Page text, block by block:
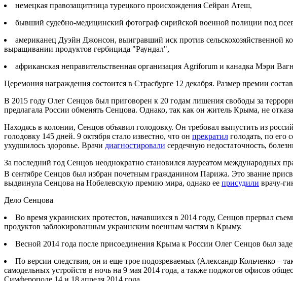
немецкая правозащитница турецкого происхождения Сейран Атеш,
бывший судебно-медицинский фотограф сирийской военной полиции под
американец Дуэйн Джонсон, выигравший иск против сельскохозяйственной
выращивании продуктов гербицида "Раундал",
африканская неправительственная организация Agriforum и канадка Мэри
Церемония награждения состоится в Страсбурге 12 декабря. Размер премии
В 2015 году Олег Сенцов был приговорен к 20 годам лишения свободы за
предлагала России обменять Сенцова. Однако, так как он житель Крыма, не
Находясь в колонии, Сенцов объявил голодовку. Он требовал выпустить из
голодовку 145 дней. 9 октября стало известно, что он прекратил голодать, по его
ухудшилось здоровье. Врачи диагностировали сердечную недостаточность,
За последний год Сенцов неоднократно становился лауреатом международных
В сентябре Сенцов был избран почетным гражданином Парижа. Это звание
выдвинула Сенцова на Нобелевскую премию мира, однако ее присудили врачу-
Дело Сенцова
Во время украинских протестов, начавшихся в 2014 году, Сенцов прервал
продуктов заблокированным украинским военным частям в Крыму.
Весной 2014 года после присоединения Крыма к России Олег Сенцов был
По версии следствия, он и еще трое подозреваемых (Александр Кольченко –
самодельных устройств в ночь на 9 мая 2014 года, а также поджогов офисов